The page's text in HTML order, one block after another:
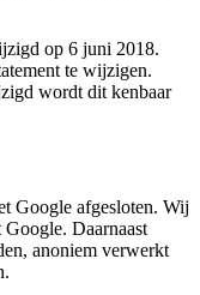
op 6 juni 2018.
te wijzigen.
wordt dit kenbaar
Google afgesloten. Wij
Daarnaast
anoniem verwerkt